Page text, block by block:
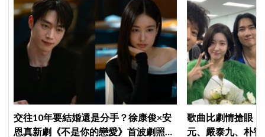
交往10年要結婚還是分手？徐康俊×安
恩真新劇《不是你的戀愛》首波劇照曝
歌曲比劇情搶眼
元、嚴泰九、朴